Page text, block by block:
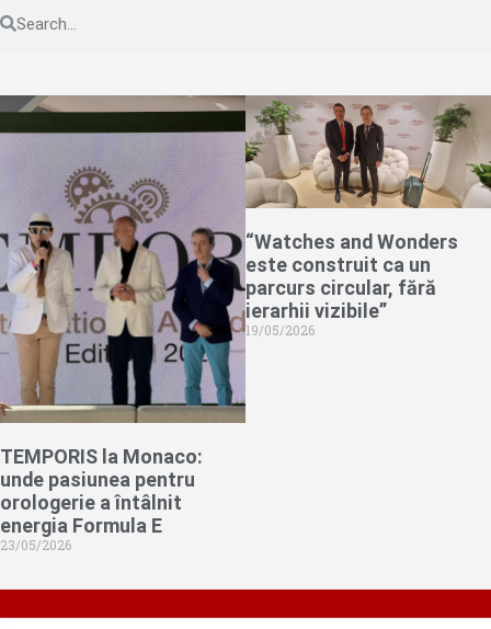
TEMPORIS la Monaco:
unde pasiunea pentru
orologerie a întâlnit
energia Formula E
23/05/2026
“Watches and Wonders
este construit ca un
parcurs circular, fără
ierarhii vizibile”
19/05/2026